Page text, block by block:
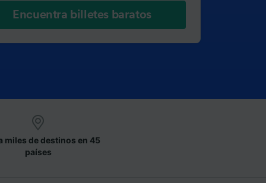
Encuentra billetes baratos
miles de destinos en 45
países